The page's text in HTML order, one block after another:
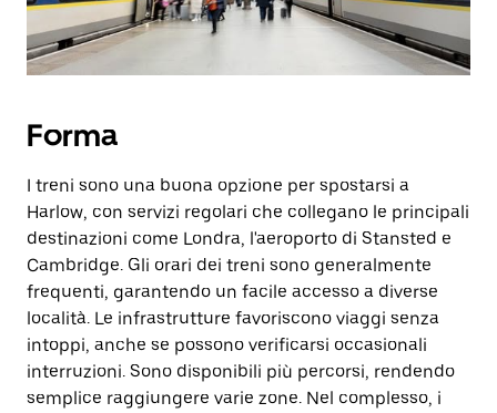
Forma
I treni sono una buona opzione per spostarsi a
Harlow, con servizi regolari che collegano le principali
destinazioni come Londra, l'aeroporto di Stansted e
Cambridge. Gli orari dei treni sono generalmente
frequenti, garantendo un facile accesso a diverse
località. Le infrastrutture favoriscono viaggi senza
intoppi, anche se possono verificarsi occasionali
interruzioni. Sono disponibili più percorsi, rendendo
semplice raggiungere varie zone. Nel complesso, i